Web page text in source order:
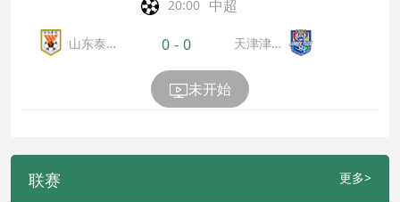
20:00 中超
山东泰
0 - 0
天津津门
未开始
联赛 更多>